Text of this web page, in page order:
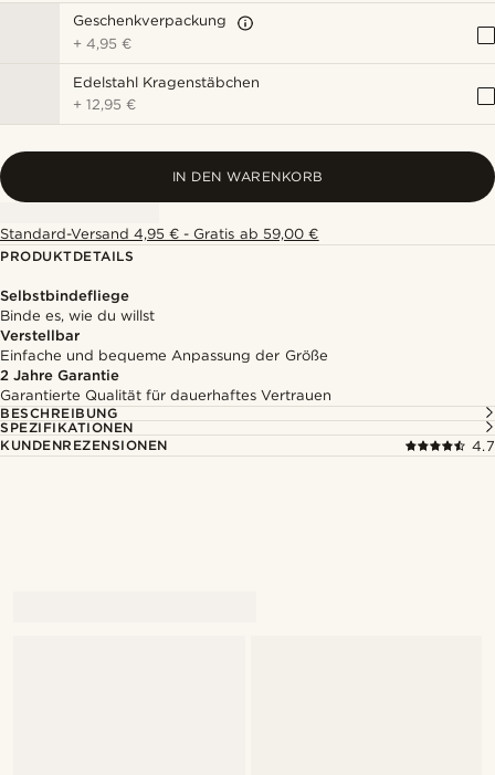
Geschenkverpackung
+4,95 €
Edelstahl Kragenstäbchen
+12,95 €
IN DEN WARENKORB
Standard-Versand 4,95 € - Gratis ab 59,00 €
PRODUKTDETAILS
Selbstbindefliege
Binde es, wie du willst
Verstellbar
Einfache und bequeme Anpassung der Größe
2 Jahre Garantie
Garantierte Qualität für dauerhaftes Vertrauen
BESCHREIBUNG
SPEZIFIKATIONEN
KUNDENREZENSIONEN
4.7